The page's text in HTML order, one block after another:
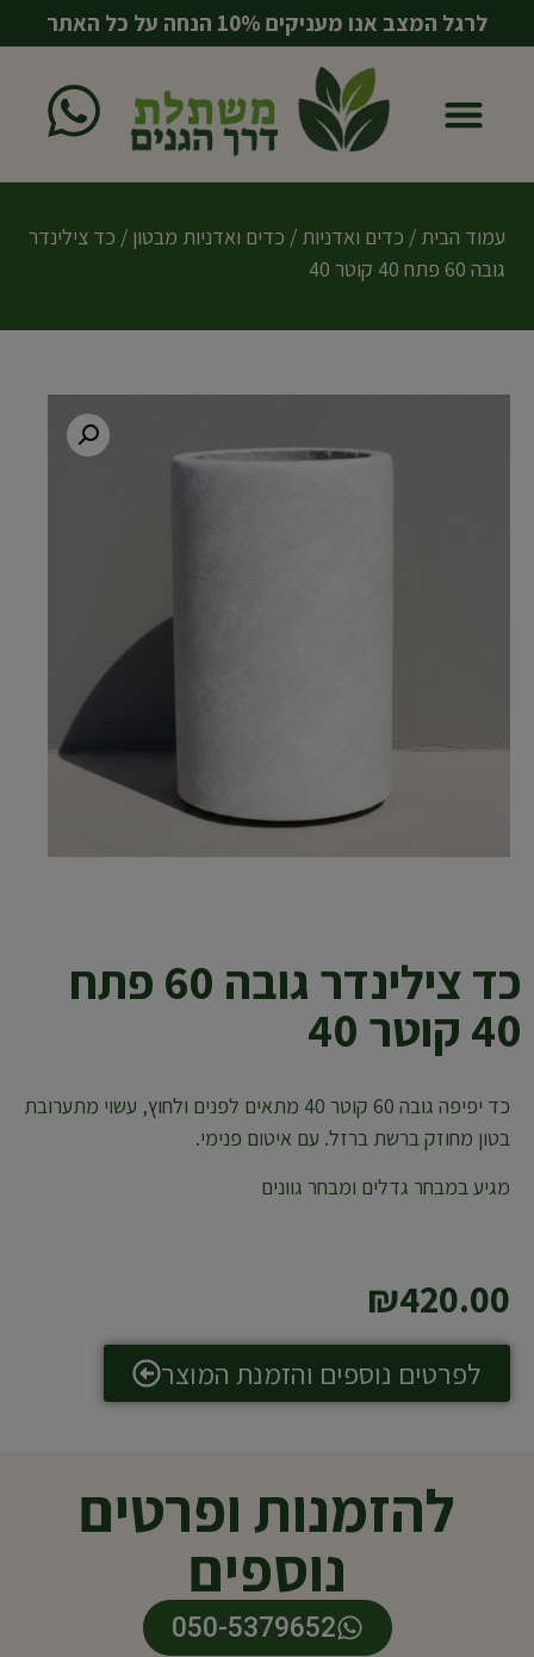
לרגל המצב אנו מעניקים 10% הנחה על כל האתר
עמוד הבית / כדים ואדניות / כדים ואדניות מבטון / כד צילינדר
גובה 60 פתח 40 קוטר 40
כד צילינדר גובה 60 פתח
40 קוטר 40
כד יפיפה גובה 60 קוטר 40 מתאים לפנים ולחוץ, עשוי מתערובת
בטון מחוזק ברשת ברזל. עם איטום פנימי.
מגיע במבחר גדלים ומבחר גוונים
₪420.00
לפרטים נוספים והזמנת המוצר
להזמנות ופרטים
נוספים
050-5379652